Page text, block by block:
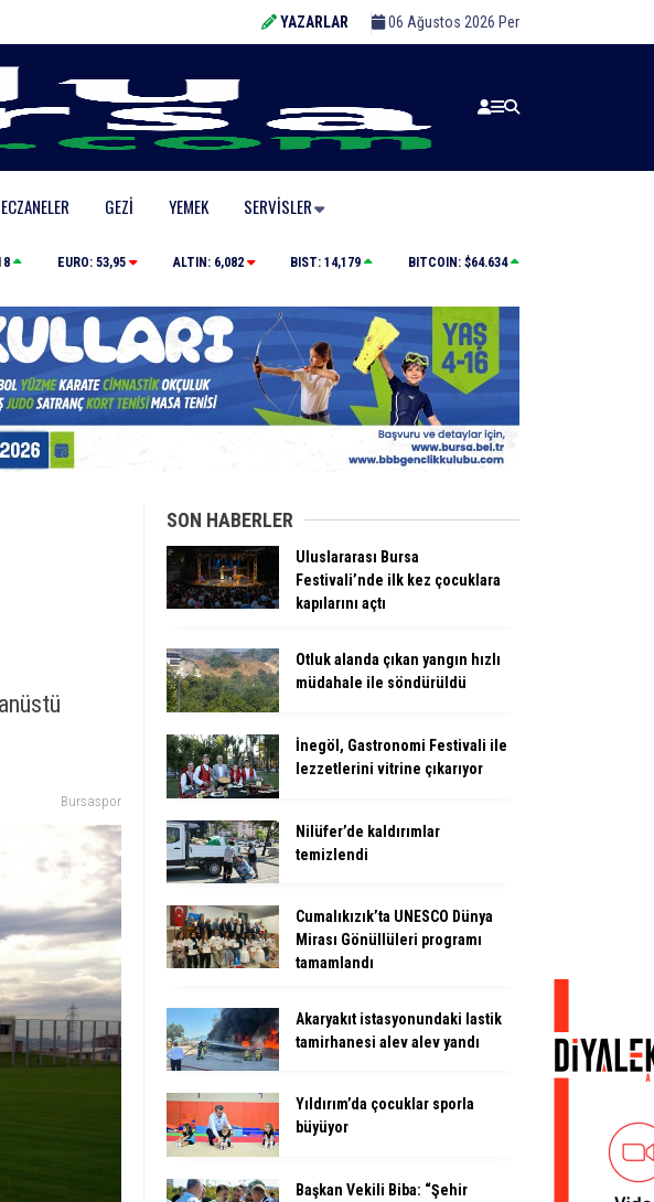
YAZARLAR 06 Ağustos 2026 Per
GEZI YEMEK SERVISLER
müdahale ile söndürüldü İnegöl, Gastronomi Festivali ile lezzetlerini vitrine
EURO: 53,95 ALTIN: 6,082 BIST: 14,179 BITCOIN: $64.634
Bursaspor
SON HABERLER
Uluslararası Bursa
Festivali’nde ilk kez çocuklara
kapılarını açtı
Otluk alanda çıkan yangın hızlı
müdahale ile söndürüldü
İnegöl, Gastronomi Festivali ile
lezzetlerini vitrine çıkarıyor
Nilüfer’de kaldırımlar
temizlendi
Cumalıkızık’ta UNESCO Dünya
Mirası Gönüllüleri programı
tamamlandı
Akaryakıt istasyonundaki lastik
tamirhanesi alev alev yandı
Yıldırım’da çocuklar sporla
büyüyor
Başkan Vekili Biba: “Şehir